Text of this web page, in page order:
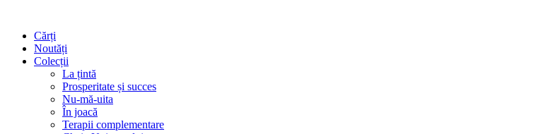
Cărți
Noutăți
Colecții
La țintă
Prosperitate și succes
Nu-mă-uita
În joacă
Terapii complementare